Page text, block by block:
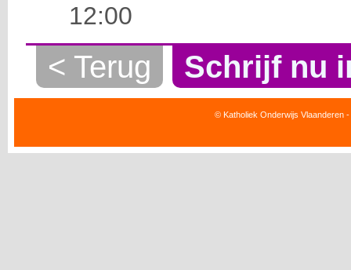
12:00
< Terug Schrijf nu
© Katholiek Onderwijs Vlaanderen